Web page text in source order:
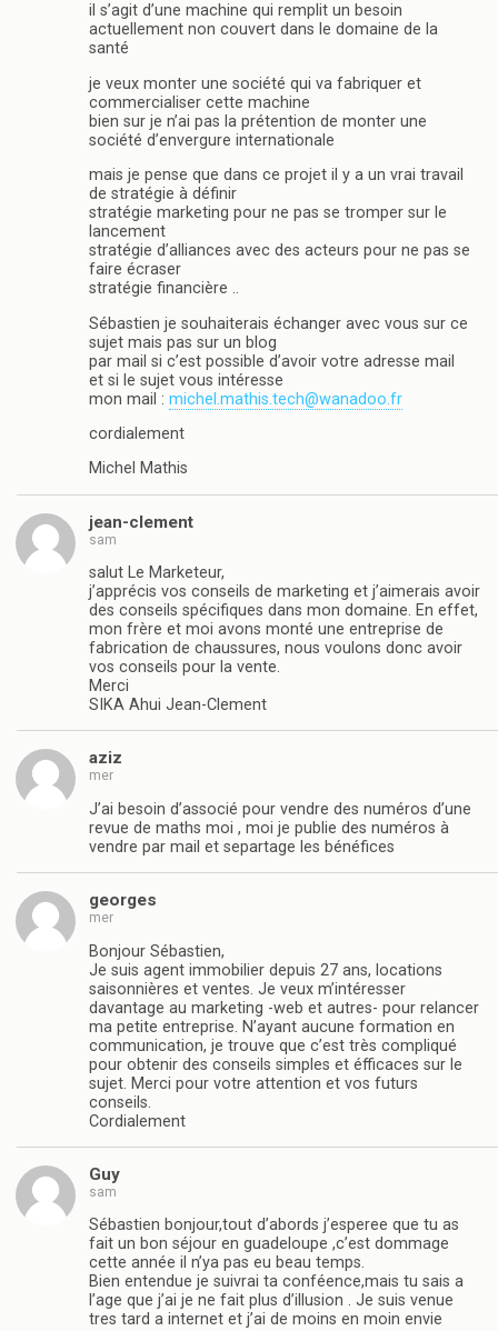
il s’agit d’une machine qui remplit un besoin
actuellement non couvert dans le domaine de la
santé
je veux monter une société qui va fabriquer et
commercialiser cette machine
bien sur je n’ai pas la prétention de monter une
société d’envergure internationale
mais je pense que dans ce projet il y a un vrai travail
de stratégie à définir
stratégie marketing pour ne pas se tromper sur le
lancement
stratégie d’alliances avec des acteurs pour ne pas se
faire écraser
stratégie financière ..
Sébastien je souhaiterais échanger avec vous sur ce
sujet mais pas sur un blog
par mail si c’est possible d’avoir votre adresse mail
et si le sujet vous intéresse
mon mail : michel.mathis.tech@wanadoo.fr
cordialement
Michel Mathis
jean-clement
sam
salut Le Marketeur,
j’apprécis vos conseils de marketing et j’aimerais avoir
des conseils spécifiques dans mon domaine. En effet,
mon frère et moi avons monté une entreprise de
fabrication de chaussures, nous voulons donc avoir
vos conseils pour la vente.
Merci
SIKA Ahui Jean-Clement
aziz
mer
J’ai besoin d’associé pour vendre des numéros d’une
revue de maths moi , moi je publie des numéros à
vendre par mail et separtage les bénéfices
georges
mer
Bonjour Sébastien,
Je suis agent immobilier depuis 27 ans, locations
saisonnières et ventes. Je veux m’intéresser
davantage au marketing -web et autres- pour relancer
ma petite entreprise. N’ayant aucune formation en
communication, je trouve que c’est très compliqué
pour obtenir des conseils simples et éfficaces sur le
sujet. Merci pour votre attention et vos futurs
conseils.
Cordialement
Guy
sam
Sébastien bonjour,tout d’abords j’esperee que tu as
fait un bon séjour en guadeloupe ,c’est dommage
cette année il n’ya pas eu beau temps.
Bien entendue je suivrai ta conféence,mais tu sais a
l’age que j’ai je ne fait plus d’illusion . Je suis venue
tres tard a internet et j’ai de moins en moin envie